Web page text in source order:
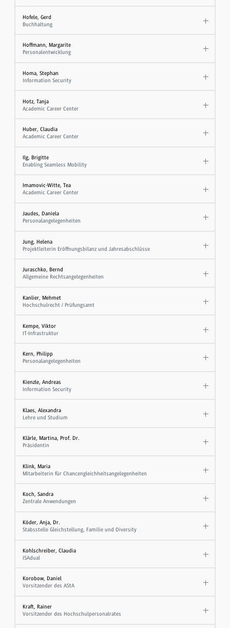
Hofele, Gerd
Buchhaltung
Hoffmann, Margarite
Personalentwicklung
Homa, Stephan
Information Security
Hotz, Tanja
Academic Career Center
Huber, Claudia
Academic Career Center
Ilg, Brigitte
Enabling Seamless Mobility
Imamovic-Witte, Tea
Academic Career Center
Jaudes, Daniela
Personalangelegenheiten
Jung, Helena
Projektleiterin Eröffnungsbilanz und Jahresabschlüsse
Juraschko, Bernd
Allgemeine Rechtsangelegenheiten
Kanlier, Mehmet
Hochschulrecht / Prüfungsamt
Kempe, Viktor
IT-Infrastruktur
Kern, Philipp
Personalangelegenheiten
Kienzle, Andreas
Information Security
Klaes, Alexandra
Lehre und Studium
Klärle, Martina, Prof. Dr.
Präsidentin
Klink, Maria
Mitarbeiterin für Chancengleichheitsangelegenheiten
Koch, Sandra
Zentrale Anwendungen
Köder, Anja, Dr.
Stabsstelle Gleichstellung, Familie und Diversity
Kohlschreiber, Claudia
ISAdual
Korobow, Daniel
Vorsitzender des AStA
Kraft, Rainer
Vorsitzender des Hochschulpersonalrates